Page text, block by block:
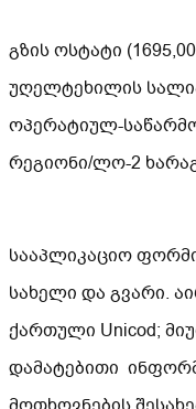
გზის ოსტატი
უღელტეხილის
ოპერატიულ-
რეგიონი/ლო-2
სააპლიკაციო
სახელი და გვარი.
ქართული Unicod;
დამატებითი